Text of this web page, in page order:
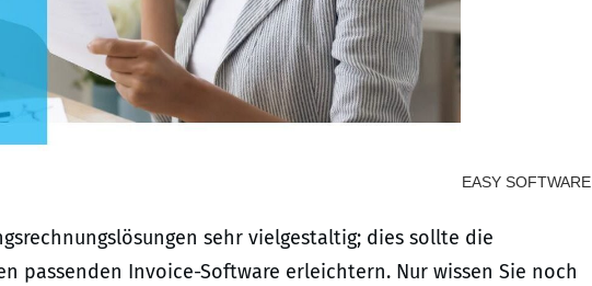
EASY SOFTWARE
sehr vielgestaltig; dies sollte die
passenden Invoice-Software erleichtern. Nur wissen Sie noch